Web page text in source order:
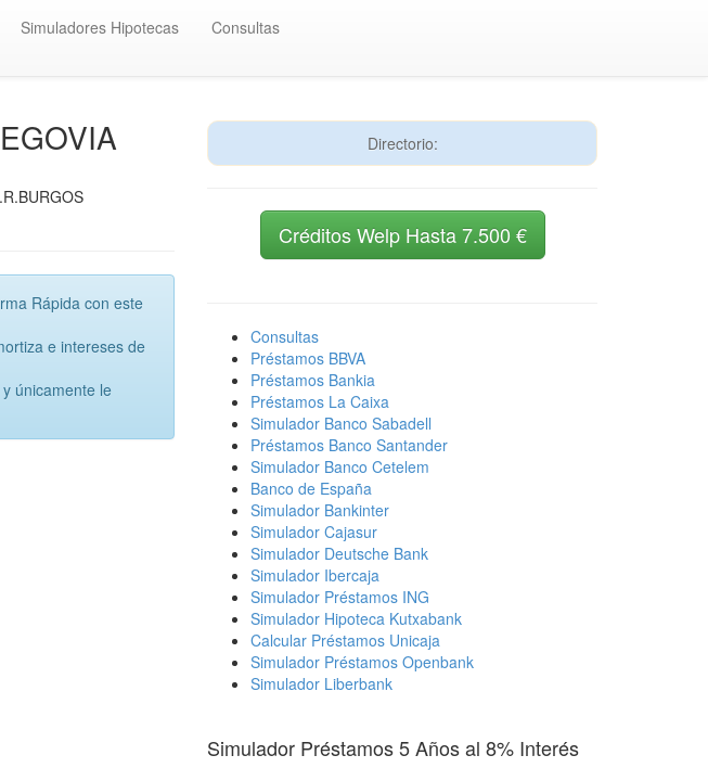
Simuladores Hipotecas Consultas
Rápida con este
e intereses de
únicamente le
Directorio:
Créditos Welp Hasta 7.500 €
Consultas
Préstamos BBVA
Préstamos Bankia
Préstamos La Caixa
Simulador Banco Sabadell
Préstamos Banco Santander
Simulador Banco Cetelem
Banco de España
Simulador Bankinter
Simulador Cajasur
Simulador Deutsche Bank
Simulador Ibercaja
Simulador Préstamos ING
Simulador Hipoteca Kutxabank
Calcular Préstamos Unicaja
Simulador Préstamos Openbank
Simulador Liberbank
Simulador Préstamos 5 Años al 8% Interés